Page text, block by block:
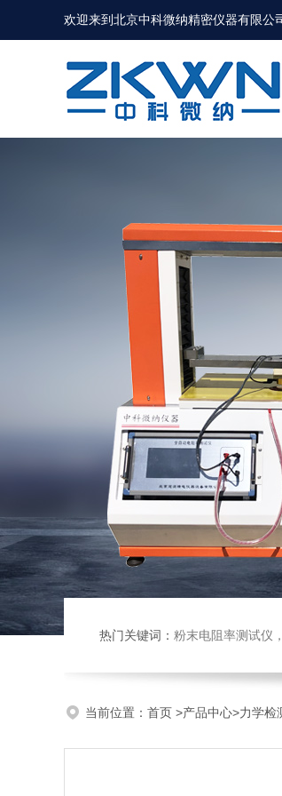
欢迎来到北京中科微纳精密仪器有限公
热门关键词： 粉末电阻率测试仪，四探针法粉
当前位置： 首页 >产品中心>力学检